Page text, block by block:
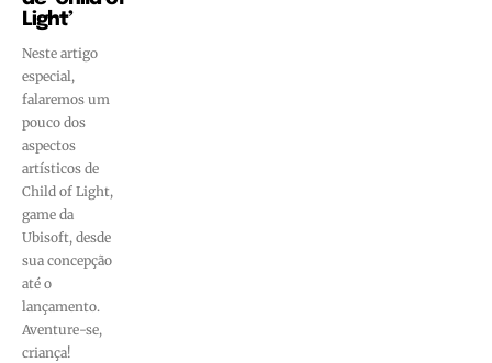
Light’
Neste artigo
especial,
falaremos um
pouco dos
aspectos
artísticos de
Child of Light,
game da
Ubisoft, desde
sua concepção
até o
lançamento.
Aventure-se,
criança!